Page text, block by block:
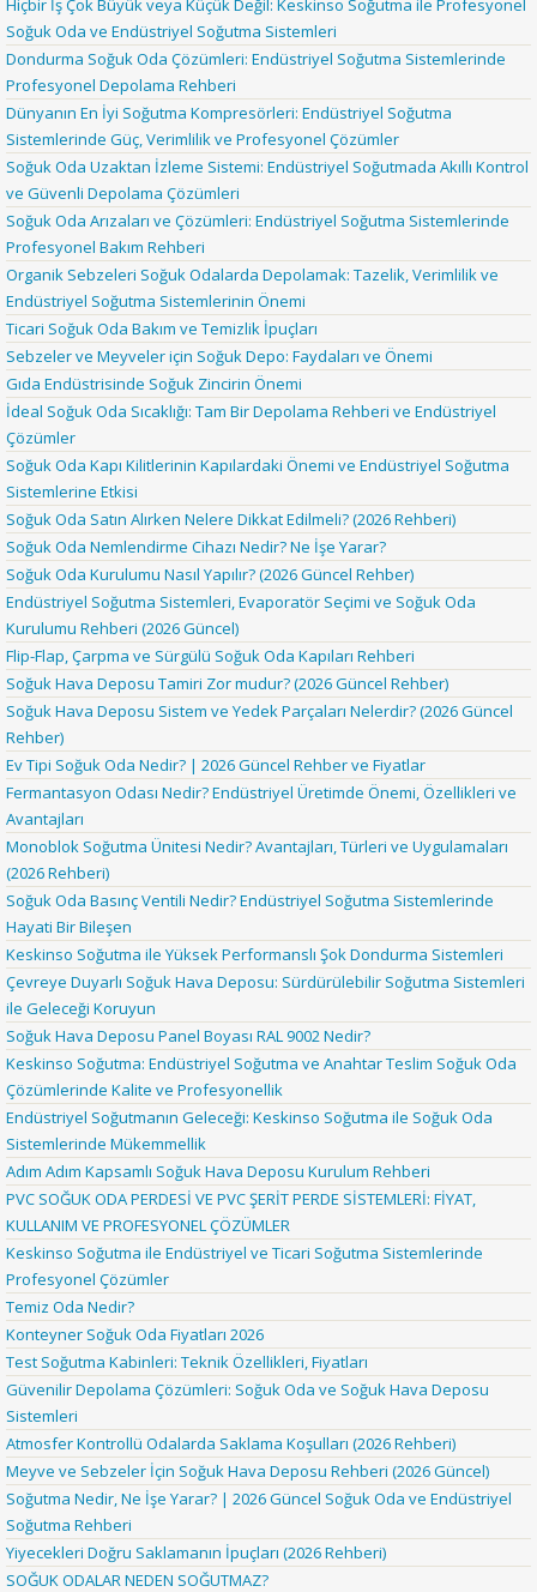
Hiçbir İş Çok Büyük veya Küçük Değil: Keskinso Soğutma ile Profesyonel
Soğuk Oda ve Endüstriyel Soğutma Sistemleri
Dondurma Soğuk Oda Çözümleri: Endüstriyel Soğutma Sistemlerinde
Profesyonel Depolama Rehberi
Dünyanın En İyi Soğutma Kompresörleri: Endüstriyel Soğutma
Sistemlerinde Güç, Verimlilik ve Profesyonel Çözümler
Soğuk Oda Uzaktan İzleme Sistemi: Endüstriyel Soğutmada Akıllı Kontrol
ve Güvenli Depolama Çözümleri
Soğuk Oda Arızaları ve Çözümleri: Endüstriyel Soğutma Sistemlerinde
Profesyonel Bakım Rehberi
Organik Sebzeleri Soğuk Odalarda Depolamak: Tazelik, Verimlilik ve
Endüstriyel Soğutma Sistemlerinin Önemi
Ticari Soğuk Oda Bakım ve Temizlik İpuçları
Sebzeler ve Meyveler için Soğuk Depo: Faydaları ve Önemi
Gıda Endüstrisinde Soğuk Zincirin Önemi
İdeal Soğuk Oda Sıcaklığı: Tam Bir Depolama Rehberi ve Endüstriyel
Çözümler
Soğuk Oda Kapı Kilitlerinin Kapılardaki Önemi ve Endüstriyel Soğutma
Sistemlerine Etkisi
Soğuk Oda Satın Alırken Nelere Dikkat Edilmeli? (2026 Rehberi)
Soğuk Oda Nemlendirme Cihazı Nedir? Ne İşe Yarar?
Soğuk Oda Kurulumu Nasıl Yapılır? (2026 Güncel Rehber)
Endüstriyel Soğutma Sistemleri, Evaporatör Seçimi ve Soğuk Oda
Kurulumu Rehberi (2026 Güncel)
Flip-Flap, Çarpma ve Sürgülü Soğuk Oda Kapıları Rehberi
Soğuk Hava Deposu Tamiri Zor mudur? (2026 Güncel Rehber)
Soğuk Hava Deposu Sistem ve Yedek Parçaları Nelerdir? (2026 Güncel
Rehber)
Ev Tipi Soğuk Oda Nedir? | 2026 Güncel Rehber ve Fiyatlar
Fermantasyon Odası Nedir? Endüstriyel Üretimde Önemi, Özellikleri ve
Avantajları
Monoblok Soğutma Ünitesi Nedir? Avantajları, Türleri ve Uygulamaları
(2026 Rehberi)
Soğuk Oda Basınç Ventili Nedir? Endüstriyel Soğutma Sistemlerinde
Hayati Bir Bileşen
Keskinso Soğutma ile Yüksek Performanslı Şok Dondurma Sistemleri
Çevreye Duyarlı Soğuk Hava Deposu: Sürdürülebilir Soğutma Sistemleri
ile Geleceği Koruyun
Soğuk Hava Deposu Panel Boyası RAL 9002 Nedir?
Keskinso Soğutma: Endüstriyel Soğutma ve Anahtar Teslim Soğuk Oda
Çözümlerinde Kalite ve Profesyonellik
Endüstriyel Soğutmanın Geleceği: Keskinso Soğutma ile Soğuk Oda
Sistemlerinde Mükemmellik
Adım Adım Kapsamlı Soğuk Hava Deposu Kurulum Rehberi
PVC SOĞUK ODA PERDESİ VE PVC ŞERİT PERDE SİSTEMLERİ: FİYAT,
KULLANIM VE PROFESYONEL ÇÖZÜMLER
Keskinso Soğutma ile Endüstriyel ve Ticari Soğutma Sistemlerinde
Profesyonel Çözümler
Temiz Oda Nedir?
Konteyner Soğuk Oda Fiyatları 2026
Test Soğutma Kabinleri: Teknik Özellikleri, Fiyatları
Güvenilir Depolama Çözümleri: Soğuk Oda ve Soğuk Hava Deposu
Sistemleri
Atmosfer Kontrollü Odalarda Saklama Koşulları (2026 Rehberi)
Meyve ve Sebzeler İçin Soğuk Hava Deposu Rehberi (2026 Güncel)
Soğutma Nedir, Ne İşe Yarar? | 2026 Güncel Soğuk Oda ve Endüstriyel
Soğutma Rehberi
Yiyecekleri Doğru Saklamanın İpuçları (2026 Rehberi)
SOĞUK ODALAR NEDEN SOĞUTMAZ?